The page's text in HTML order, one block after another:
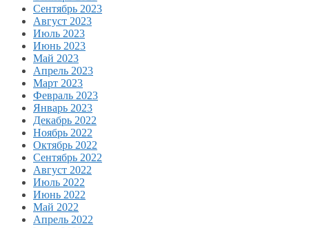
Сентябрь 2023
Август 2023
Июль 2023
Июнь 2023
Май 2023
Апрель 2023
Март 2023
Февраль 2023
Январь 2023
Декабрь 2022
Ноябрь 2022
Октябрь 2022
Сентябрь 2022
Август 2022
Июль 2022
Июнь 2022
Май 2022
Апрель 2022